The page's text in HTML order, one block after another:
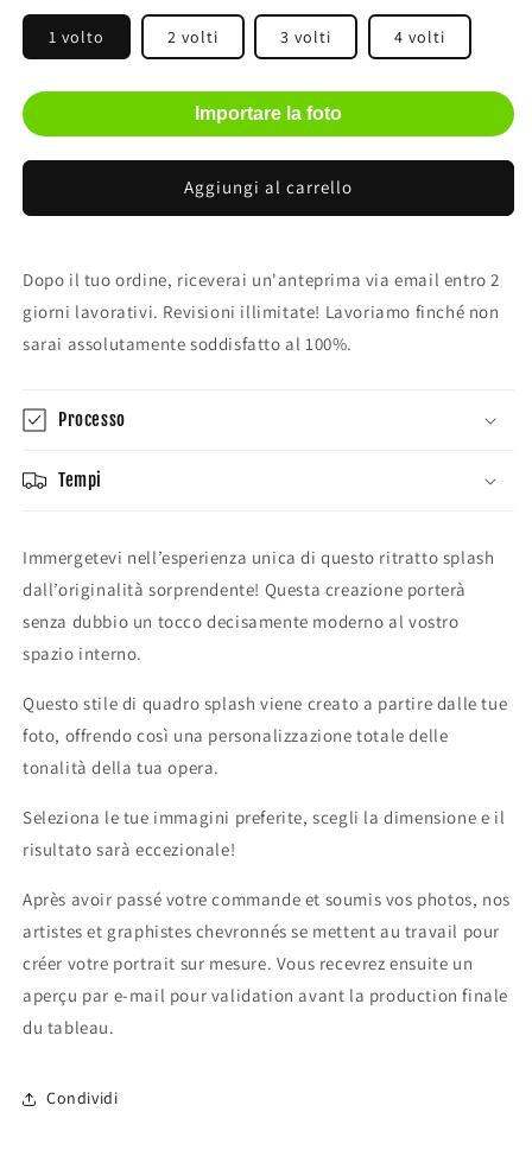
1 volto 2 volti 3 volti 4 volti
Importare la foto
Aggiungi al carrello
Dopo il tuo ordine, riceverai un'anteprima via email entro 2
giorni lavorativi. Revisioni illimitate! Lavoriamo finché non
sarai assolutamente soddisfatto al 100%.
Processo
Tempi
Immergetevi nell’esperienza unica di questo ritratto splash
dall’originalità sorprendente! Questa creazione porterà
senza dubbio un tocco decisamente moderno al vostro
spazio interno.
Questo stile di quadro splash viene creato a partire dalle tue
foto, offrendo così una personalizzazione totale delle
tonalità della tua opera.
Seleziona le tue immagini preferite, scegli la dimensione e il
risultato sarà eccezionale!
Après avoir passé votre commande et soumis vos photos, nos
artistes et graphistes chevronnés se mettent au travail pour
créer votre portrait sur mesure. Vous recevrez ensuite un
aperçu par e-mail pour validation avant la production finale
du tableau.
Condividi